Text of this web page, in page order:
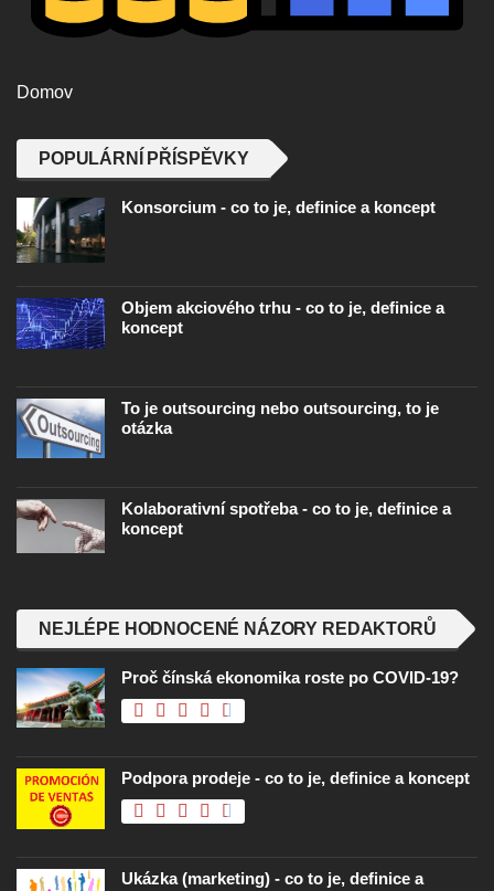
Domov
POPULÁRNÍ PŘÍSPĚVKY
Konsorcium - co to je, definice a koncept
Objem akciového trhu - co to je, definice a
koncept
To je outsourcing nebo outsourcing, to je
otázka
Kolaborativní spotřeba - co to je, definice a
koncept
NEJLÉPE HODNOCENÉ NÁZORY REDAKTORŮ
Proč čínská ekonomika roste po COVID-19?
Podpora prodeje - co to je, definice a koncept
Ukázka (marketing) - co to je, definice a